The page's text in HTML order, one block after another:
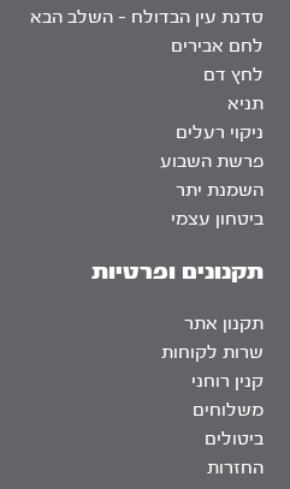
סדנת עין הבדולח – השלב הבא
לחם אבירים
לחץ דם
תניא
ניקוי רעלים
פרשת השבוע
השמנת יתר
ביטחון עצמי
תקנונים ופרטיות
תקנון אתר
שרות לקוחות
קנין רוחני
משלוחים
ביטולים
החזרות